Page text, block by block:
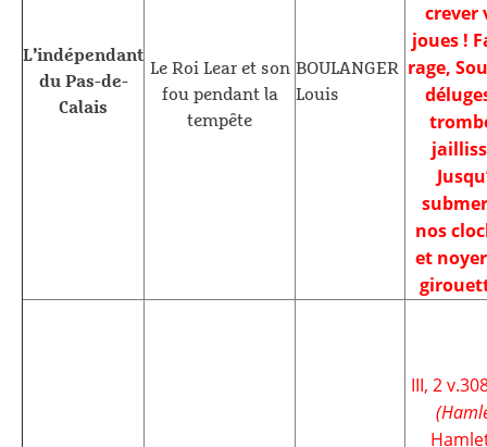
L’indépendant
du Pas-de-
Calais
Le Roi Lear et son
fou pendant la
tempête
BOULANGER
Louis
crever
joues !
rage,
nos
et
III, 2